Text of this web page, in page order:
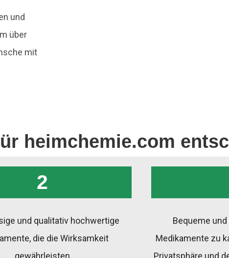
und
über
mit
heimchemie.com
2
und qualitativ hochwertige
die die Wirksamkeit
gewährleisten
Bequeme
Medikamente zu
Privatsphäre und